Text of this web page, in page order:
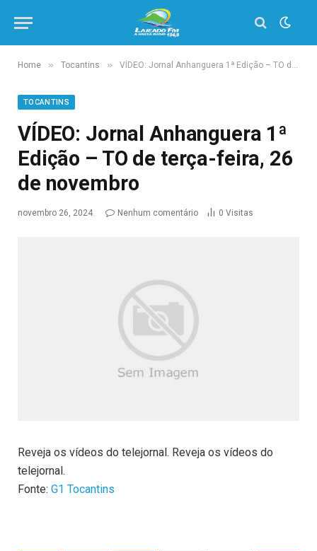
Home » Tocantins » VÍDEO: Jornal Anhanguera 1ª Edição – TO de terça-feira, 26 de novembro
TOCANTINS
VÍDEO: Jornal Anhanguera 1ª
Edição – TO de terça-feira, 26
de novembro
novembro 26, 2024 Nenhum comentário 0 Visitas
Reveja os vídeos do telejornal. Reveja os vídeos do
telejornal.
Fonte: G1 Tocantins